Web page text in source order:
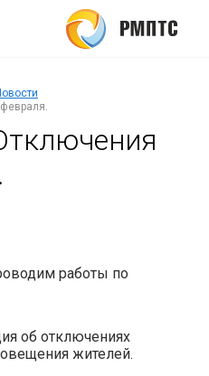
работы по
об отключениях
жителей.